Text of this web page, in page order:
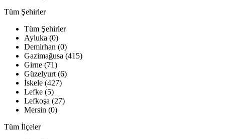
Tüm Şehirler
Tüm Şehirler
Ayluka (0)
Demirhan (0)
Gazimağusa (415)
Girne (71)
Güzelyurt (6)
İskele (427)
Lefke (5)
Lefkoşa (27)
Mersin (0)
Tüm İlçeler